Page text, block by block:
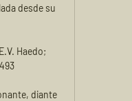
desde su
Haedo;
diante